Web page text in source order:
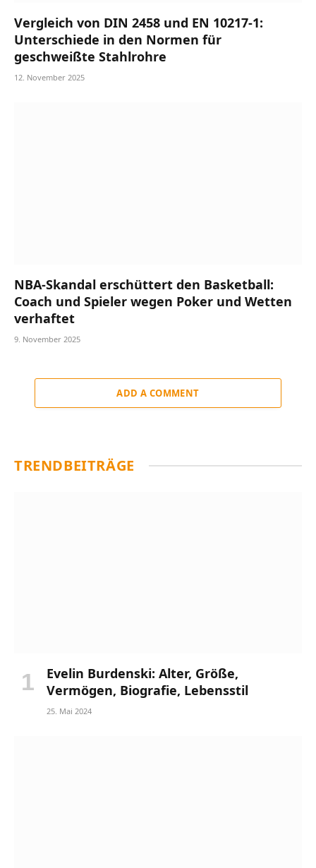
Vergleich von DIN 2458 und EN 10217-1:
Unterschiede in den Normen für
geschweißte Stahlrohre
12. November 2025
NBA-Skandal erschüttert den Basketball:
Coach und Spieler wegen Poker und Wetten
verhaftet
9. November 2025
ADD A COMMENT
TRENDBEITRÄGE
Evelin Burdenski: Alter, Größe,
Vermögen, Biografie, Lebensstil
25. Mai 2024